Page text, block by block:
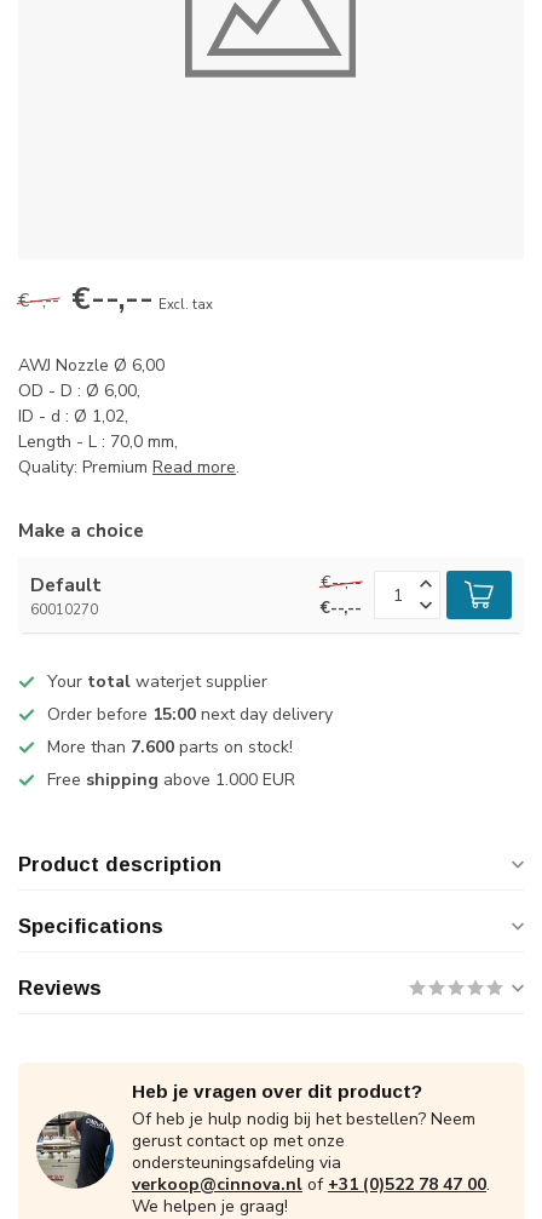
€--,-- €--,-- Excl. tax
AWJ Nozzle Ø 6,00
OD - D : Ø 6,00,
ID - d : Ø 1,02,
Length - L : 70,0 mm,
Quality: Premium Read more.
Make a choice
Default
60010270
€--,--
€--,--
Your total waterjet supplier
Order before 15:00 next day delivery
More than 7.600 parts on stock!
Free shipping above 1.000 EUR
Product description
Specifications
Reviews
Heb je vragen over dit product?
Of heb je hulp nodig bij het bestellen? Neem
gerust contact op met onze
ondersteuningsafdeling via
verkoop@cinnova.nl of +31 (0)522 78 47 00.
We helpen je graag!